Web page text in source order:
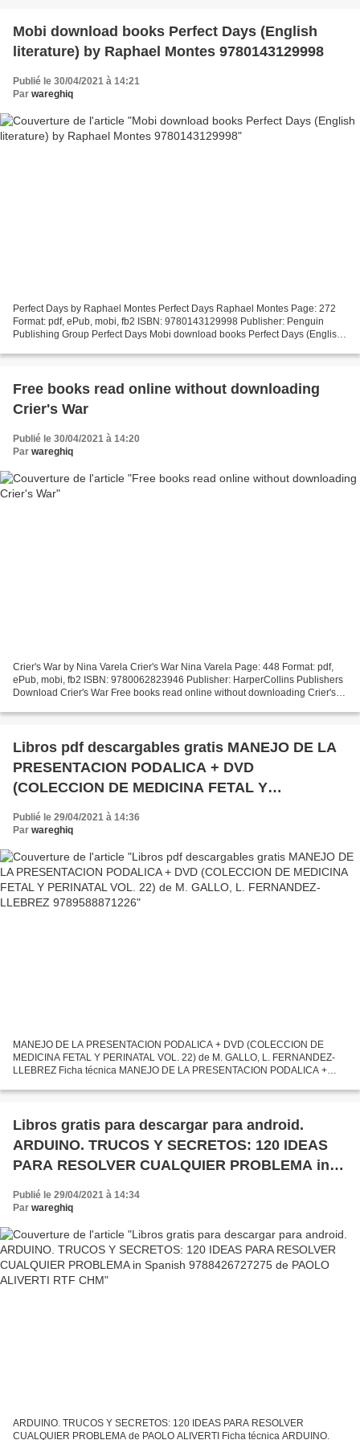
Mobi download books Perfect Days (English
literature) by Raphael Montes 9780143129998
Publié le 30/04/2021 à 14:21
Par wareghiq
Perfect Days by Raphael Montes Perfect Days Raphael Montes Page: 272
Format: pdf, ePub, mobi, fb2 ISBN: 9780143129998 Publisher: Penguin
Publishing Group Perfect Days Mobi download books Perfect Days (English
Free books read online without downloading
Crier's War
Publié le 30/04/2021 à 14:20
Par wareghiq
Crier's War by Nina Varela Crier's War Nina Varela Page: 448 Format: pdf,
ePub, mobi, fb2 ISBN: 9780062823946 Publisher: HarperCollins Publishers
Download Crier's War Free books read online without downloading Crier's
Libros pdf descargables gratis MANEJO DE LA
PRESENTACION PODALICA + DVD
(COLECCION DE MEDICINA FETAL Y
FERNANDEZ-LLEBREZ 9789588871226
Publié le 29/04/2021 à 14:36
Par wareghiq
MANEJO DE LA PRESENTACION PODALICA + DVD (COLECCION DE
MEDICINA FETAL Y PERINATAL VOL. 22) de M. GALLO, L. FERNANDEZ-
LLEBREZ Ficha técnica MANEJO DE LA PRESENTACION PODALICA +
GALLO, L. FERNANDEZ-LLEBREZ...
Libros gratis para descargar para android.
ARDUINO. TRUCOS Y SECRETOS: 120 IDEAS
PARA RESOLVER CUALQUIER PROBLEMA in
Spanish 9788426727275 de PAOLO ALIVERTI
RTF CHM
Publié le 29/04/2021 à 14:34
Par wareghiq
ARDUINO. TRUCOS Y SECRETOS: 120 IDEAS PARA RESOLVER
CUALQUIER PROBLEMA de PAOLO ALIVERTI Ficha técnica ARDUINO.